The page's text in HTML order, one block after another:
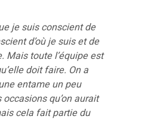
je suis conscient de
d’où je suis et de
Mais toute l’équipe est
doit faire. On a
entame un peu
qu’on aurait
cela fait partie du